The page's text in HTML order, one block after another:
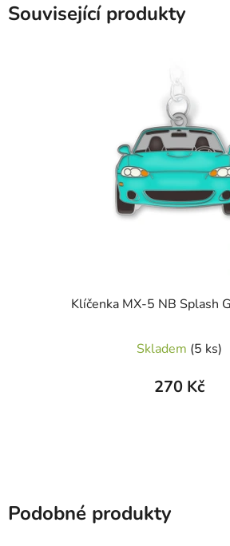
Související produkty
Klíčenka MX-5 NB Splash
Skladem (5 ks)
270 Kč
Podobné produkty